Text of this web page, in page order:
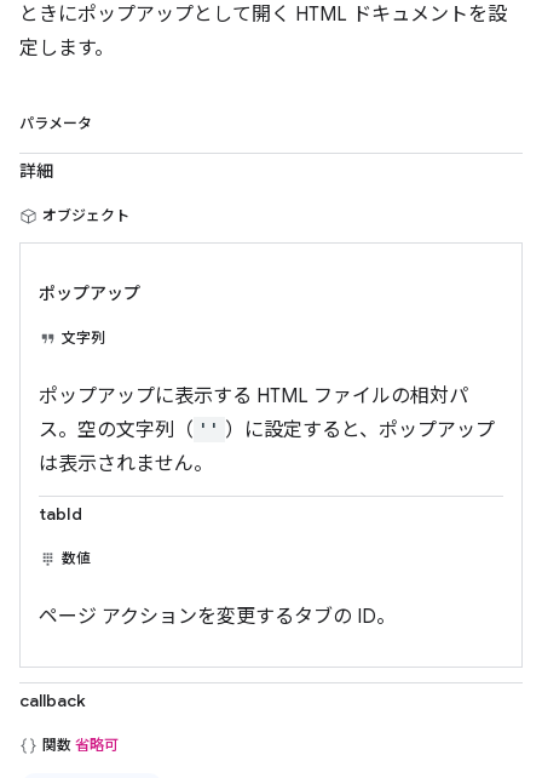
ときにポップアップとして開く HTML ドキュメントを設
定します。
パラメータ
詳細
オブジェクト
ポップアップ
文字列
ポップアップに表示する HTML ファイルの相対パ
ス。空の文字列（ '' ）に設定すると、ポップアップ
は表示されません。
tabId
数値
ページ アクションを変更するタブの ID。
callback
関数 省略可